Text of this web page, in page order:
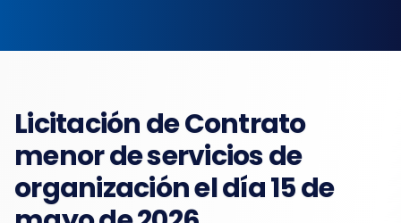
Licitación de Contrato
menor de servicios de
organización el día 15 de